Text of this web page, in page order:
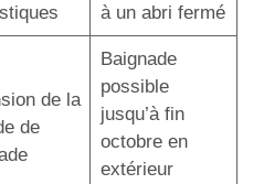
à un abri fermé
de la
de
Baignade
possible
jusqu’à fin
octobre en
extérieur